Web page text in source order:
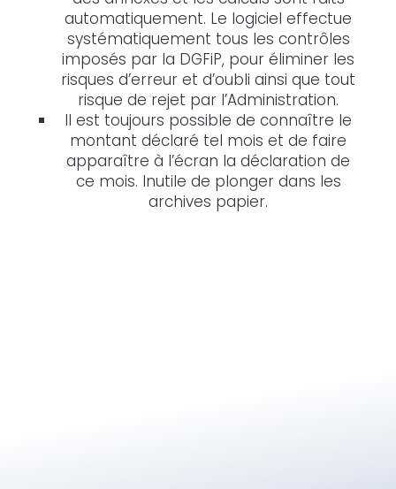
automatiquement. Le logiciel effectue
systématiquement tous les contrôles
imposés par la DGFiP, pour éliminer les
risques d’erreur et d’oubli ainsi que tout
risque de rejet par l’Administration.
Il est toujours possible de connaître le
montant déclaré tel mois et de faire
apparaître à l’écran la déclaration de
ce mois. Inutile de plonger dans les
archives papier.